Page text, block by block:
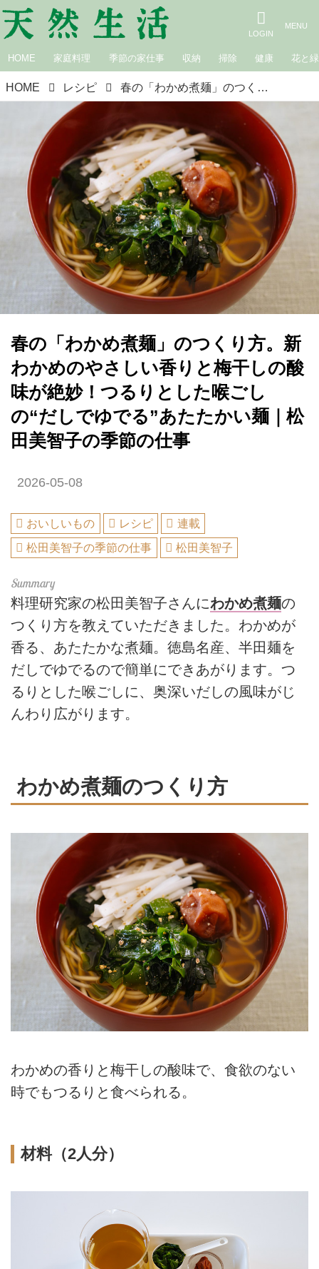
HOME 家庭料理 季節の家仕事 収納 掃除 健康 花と緑
HOME レシピ 春の「わかめ煮麺」のつくり方。新わかめのやさしい香りと梅干しの酸味が絶妙！つるりとした喉ごしの“だしでゆでる”あたたかい麺｜松田美智子の季節の仕事
春の「わかめ煮麺」のつくり方。新
わかめのやさしい香りと梅干しの酸
味が絶妙！つるりとした喉ごし
の“だしでゆでる”あたたかい麺｜松
田美智子の季節の仕事
2026-05-08
おいしいもの レシピ
連載
松田美智子の季節の仕事
松田美智子
料理研究家の松田美智子さんにわかめ煮麺の
つくり方を教えていただきました。わかめが
香る、あたたかな煮麺。徳島名産、半田麺を
だしでゆでるので簡単にできあがります。つ
るりとした喉ごしに、奥深いだしの風味がじ
んわり広がります。
わかめ煮麺のつくり方
わかめの香りと梅干しの酸味で、食欲のない
時でもつるりと食べられる。
材料（2人分）